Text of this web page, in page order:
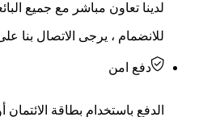
لدينا تعاون مباشر مع جميع
للانضمام ، يرجى الاتصال بنا
دفع امن
الدفع باستخدام بطاقة الائتمان